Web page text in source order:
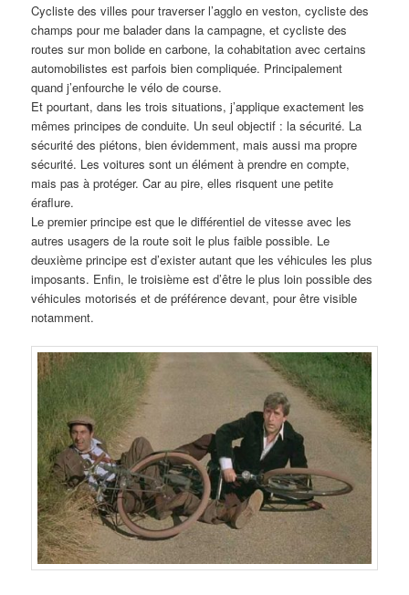
Cycliste des villes pour traverser l’agglo en veston, cycliste des
champs pour me balader dans la campagne, et cycliste des
routes sur mon bolide en carbone, la cohabitation avec certains
automobilistes est parfois bien compliquée. Principalement
quand j’enfourche le vélo de course.
Et pourtant, dans les trois situations, j’applique exactement les
mêmes principes de conduite. Un seul objectif : la sécurité. La
sécurité des piétons, bien évidemment, mais aussi ma propre
sécurité. Les voitures sont un élément à prendre en compte,
mais pas à protéger. Car au pire, elles risquent une petite
éraflure.
Le premier principe est que le différentiel de vitesse avec les
autres usagers de la route soit le plus faible possible. Le
deuxième principe est d’exister autant que les véhicules les plus
imposants. Enfin, le troisième est d’être le plus loin possible des
véhicules motorisés et de préférence devant, pour être visible
notamment.